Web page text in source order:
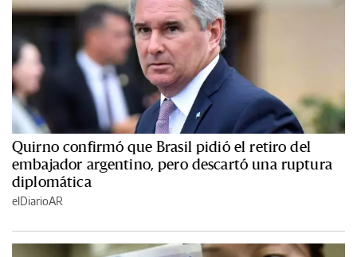
Quirno confirmó que Brasil pidió el retiro del
embajador argentino, pero descartó una ruptura
diplomática
elDiarioAR